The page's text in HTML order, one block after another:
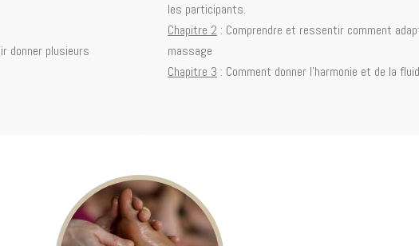
donner plusieurs
les participants.
Chapitre 2 : Comprendre et ressentir comment
massage
Chapitre 3 : Comment donner l’harmonie et de la